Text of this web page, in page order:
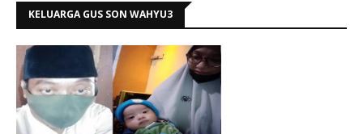
KELUARGA GUS SON WAHYU3